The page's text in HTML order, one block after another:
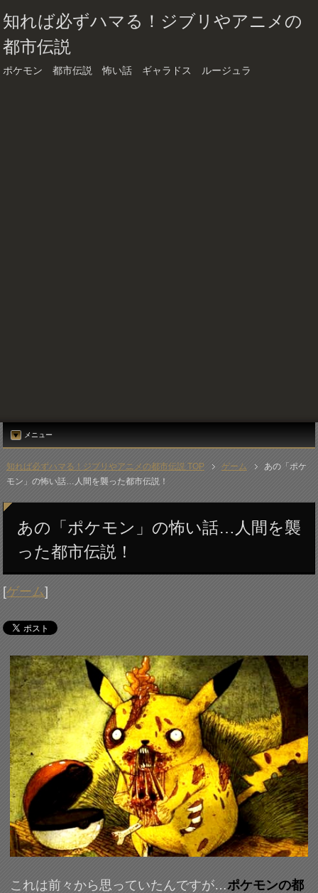
知れば必ずハマる！ジブリやアニメの
都市伝説
ポケモン 都市伝説 怖い話 ギャラドス ルージュラ
メニュー
知れば必ずハマる！ジブリやアニメの都市伝説 TOP ゲーム
あの「ポケ
モン」の怖い話…人間を襲った都市伝説！
あの「ポケモン」の怖い話…人間を襲
った都市伝説！
[ゲーム]
これは前々から思っていたんですが…ポケモンの都